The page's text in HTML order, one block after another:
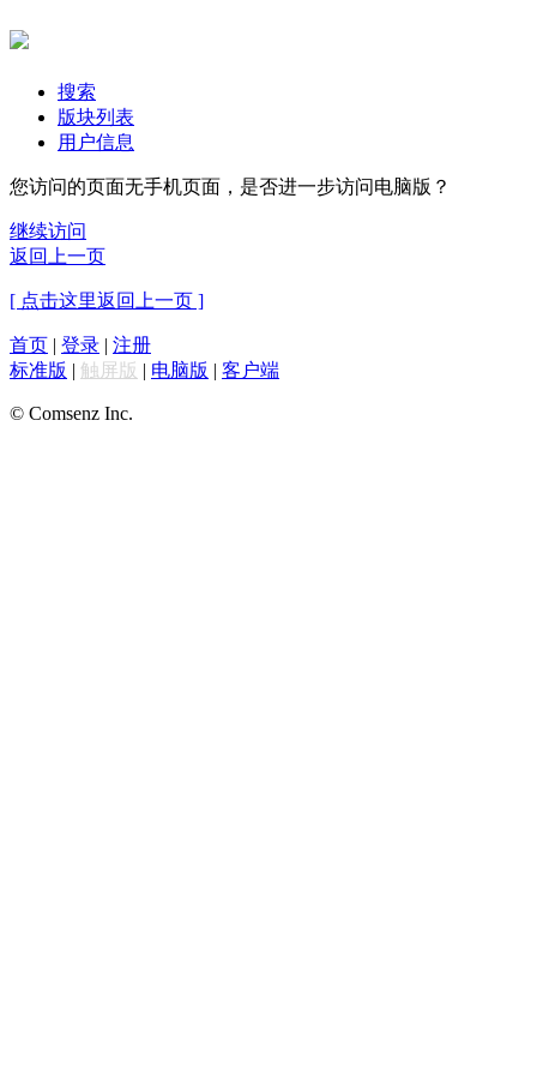
搜索
版块列表
用户信息
您访问的页面无手机页面，是否进一步访问电脑版？
继续访问
返回上一页
[ 点击这里返回上一页 ]
首页 | 登录 | 注册
标准版 | 触屏版 | 电脑版 | 客户端
© Comsenz Inc.